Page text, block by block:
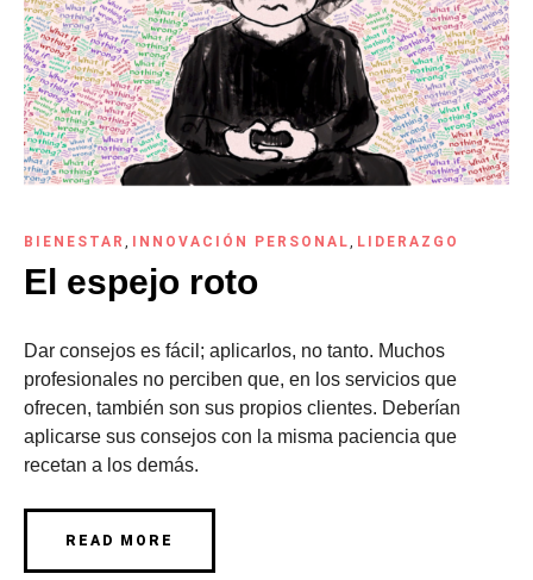
BIENESTAR , INNOVACIÓN PERSONAL, LIDERAZGO
El espejo roto
Dar consejos es fácil; aplicarlos, no tanto. Muchos
profesionales no perciben que, en los servicios que
ofrecen, también son sus propios clientes. Deberían
aplicarse sus consejos con la misma paciencia que
recetan a los demás.
READ MORE